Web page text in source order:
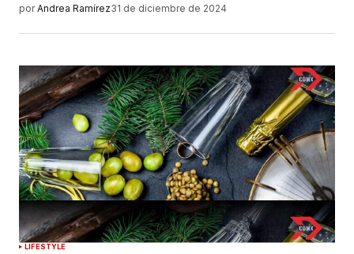
por Andrea Ramírez31 de diciembre de 2024
LIFESTYLE